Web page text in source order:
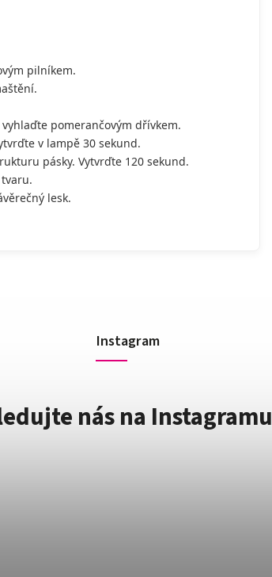
pilníkem.
pomerančovým dřívkem.
v lampě 30 sekund.
pásky. Vytvrďte 120 sekund.
lesk.
Instagram
nás na Instagramu